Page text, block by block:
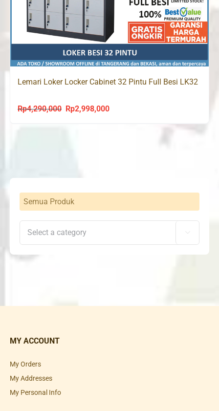
Lemari Loker Locker Cabinet 32 Pintu Full Besi LK32
Rp4,290,000
Original
Rp2,998,000Current
Semua Produk

MY ACCOUNT
My Orders
My Addresses
My Personal Info